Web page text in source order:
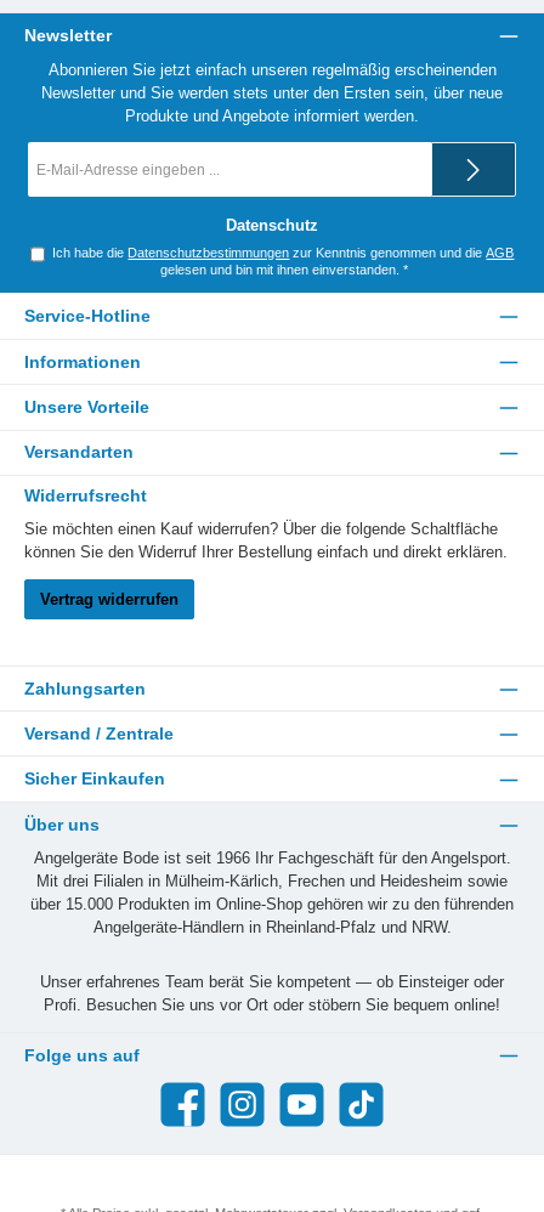
Newsletter
Abonnieren Sie jetzt einfach unseren regelmäßig erscheinenden
Newsletter und Sie werden stets unter den Ersten sein, über neue
Produkte und Angebote informiert werden.
Mail-
Datenschutz
Ich habe die Datenschutzbestimmungen zur Kenntnis genommen und dieAGB
gelesen und bin mit ihnen einverstanden. *
Service-Hotline
Informationen
Unsere Vorteile
Versandarten
Widerrufsrecht
Sie möchten einen Kauf widerrufen? Über die folgende Schaltfläche
können Sie den Widerruf Ihrer Bestellung einfach und direkt erklären.
Vertrag widerrufen
Zahlungsarten
Versand / Zentrale
Sicher Einkaufen
Über uns
Angelgeräte Bode ist seit 1966 Ihr Fachgeschäft für den Angelsport.
Mit drei Filialen in Mülheim-Kärlich, Frechen und Heidesheim sowie
über 15.000 Produkten im Online-Shop gehören wir zu den führenden
Angelgeräte-Händlern in Rheinland-Pfalz und NRW.
Unser erfahrenes Team berät Sie kompetent — ob Einsteiger oder
Profi. Besuchen Sie uns vor Ort oder stöbern Sie bequem online!
Folge uns auf
Facebook Instagram YouTube TikTok